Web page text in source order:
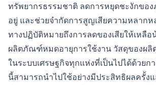
ทรัพยากรธรรมชาติ ลดการหยุดชะงักขอ
อยู่ และช่วยจำกัดการสูญเสียความหลาก
ทางปฏิบัติหมายถึงการลดของเสียให้เหลือ
ผลิตภัณฑ์หมดอายุการใช้งาน วัสดุของผลิ
ในระบบเศรษฐกิจทุกแห่งที่เป็นไปได้ด้วยก
นี้สามารถนำไปใช้อย่างมีประสิทธิผลครั้งแ